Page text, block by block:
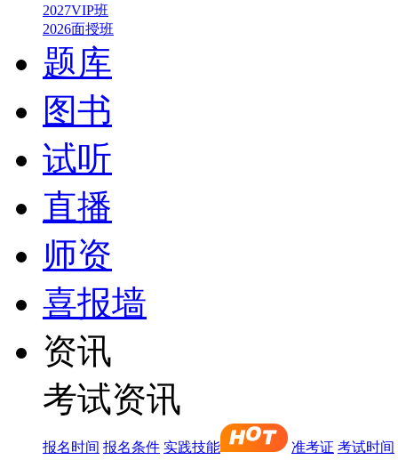
2027VIP班
2026面授班
题库
图书
试听
直播
师资
喜报墙
资讯
考试资讯
报名时间 报名条件 实践技能 准考证 考试时间